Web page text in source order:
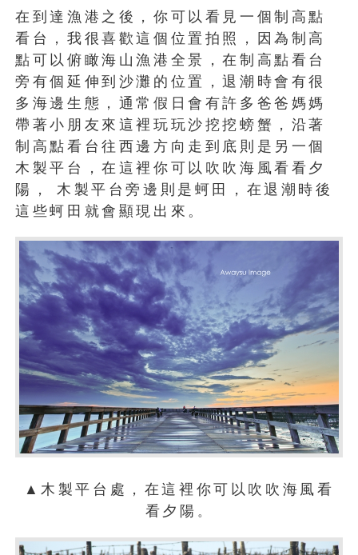
在到達漁港之後，你可以看見一個制高點
看台，我很喜歡這個位置拍照，因為制高
點可以俯瞰海山漁港全景，在制高點看台
旁有個延伸到沙灘的位置，退潮時會有很
多海邊生態，通常假日會有許多爸爸媽媽
帶著小朋友來這裡玩玩沙挖挖螃蟹，沿著
制高點看台往西邊方向走到底則是另一個
木製平台，在這裡你可以吹吹海風看看夕
陽， 木製平台旁邊則是蚵田，在退潮時後
這些蚵田就會顯現出來。
▲木製平台處，在這裡你可以吹吹海風看
看夕陽 。